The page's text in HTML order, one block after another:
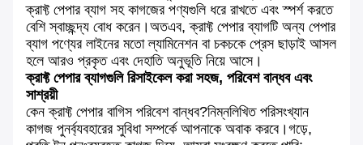
ক্রাফ্ট পেপার ব্যাগ সহ কাগজের পণ্যগুলি ধরে রাখতে এবং স্পর্শ করতে
বেশি স্বাচ্ছন্দ্য বোধ করেন।অতএব, ক্রাফ্ট পেপার ব্যাগটি অন্য পেপার
ব্যাগ পণ্যের লাইনের মতো ল্যামিনেশন বা চকচকে প্রেস ছাড়াই আসল
হলে আরও প্রকৃত এবং দেহাতি অনুভূতি নিয়ে আসে।
ক্রাফ্ট পেপার ব্যাগগুলি রিসাইকেল করা সহজ, পরিবেশ বান্ধব এবং
সাশ্রয়ী
কেন ক্রাফ্ট পেপার বাগিস পরিবেশ বান্ধব?নিম্নলিখিত পরিসংখ্যান
কাগজ পুনর্ব্যবহারের সুবিধা সম্পর্কে আপনাকে অবাক করবে।গড়ে,